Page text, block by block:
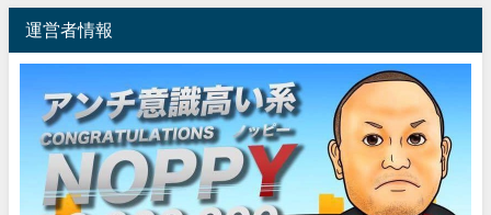
運営者情報